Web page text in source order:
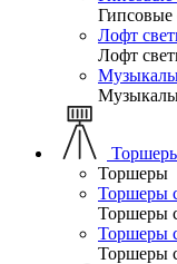
Гипсовые
Лофт
Лофт
Торшеры
Торшеры
Торшеры
Торшеры
Торшеры